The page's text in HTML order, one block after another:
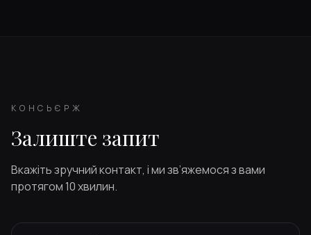
КОНСЬЄРЖ
Залиште запит
Вкажіть зручний контакт, і ми зв’яжемося з вами
протягом 10 хвилин.